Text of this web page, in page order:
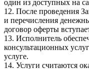
один из доступных на
12. После проведения
и перечисления
договор оферты
13. Исполнитель
консультационных
услуге.
14. Услуги считаются